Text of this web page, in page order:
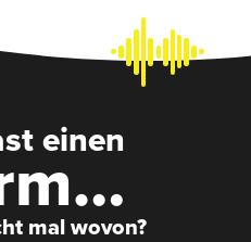
einen
mal wovon?